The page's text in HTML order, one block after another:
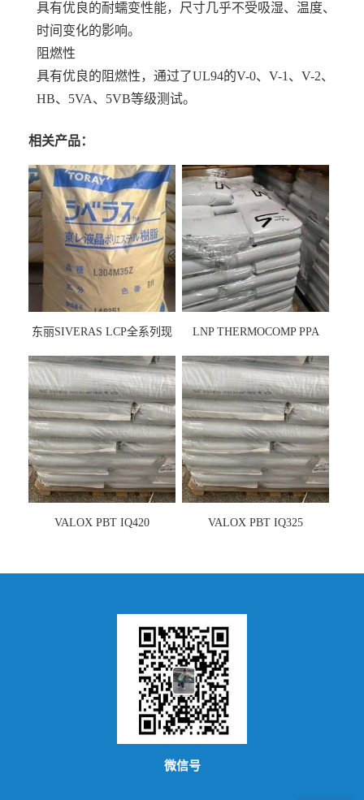
具有优良的耐蠕变性能，尺寸几乎不受吸湿、温度、
时间变化的影响。
阻燃性
具有优良的阻燃性，通过了UL94的V-0、V-1、V-2、
HB、5VA、5VB等级测试。
相关产品：
东丽SIVERAS LCP全系列现
LNP THERMOCOMP PPA
VALOX PBT IQ420 VALOX PBT IQ325
微信号